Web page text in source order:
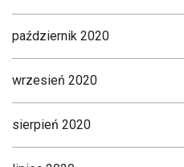
październik 2020
wrzesień 2020
sierpień 2020